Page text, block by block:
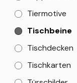
Tiermotive
Tischbeine
Tischdecken
Tischkarten